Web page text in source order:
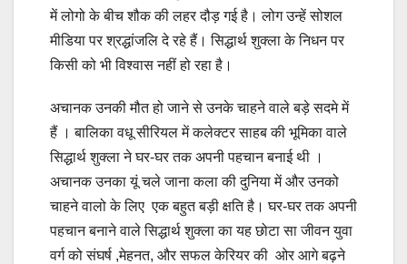
में लोगो के बीच शौक की लहर दौड़ गई है। लोग उन्हें सोशल
मीडिया पर श्रद्धांजलि दे रहे हैं। सिद्धार्थ शुक्ला के निधन पर
किसी को भी विश्वास नहीं हो रहा है।
अचानक उनकी मौत हो जाने से उनके चाहने वाले बड़े सदमे में
हैं । बालिका वधू सीरियल में कलेक्टर साहब की भूमिका वाले
सिद्धार्थ शुक्ला ने घर-घर तक अपनी पहचान बनाई थी ।
अचानक उनका यूं चले जाना कला की दुनिया में और उनको
चाहने वालो के लिए एक बहुत बड़ी क्षति है। घर-घर तक अपनी
पहचान बनाने वाले सिद्धार्थ शुक्ला का यह छोटा सा जीवन युवा
वर्ग को संघर्ष ,मेहनत, और सफल केरियर की ओर आगे बढ़ने